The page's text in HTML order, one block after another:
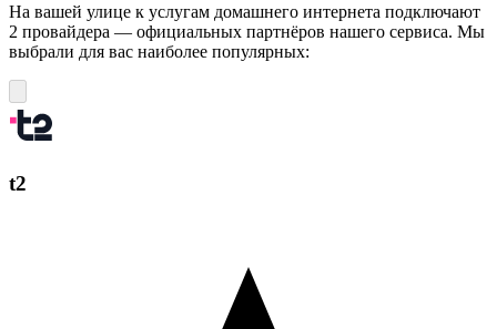
На вашей улице к услугам домашнего интернета подключают
2 провайдера — официальных партнёров нашего сервиса. Мы
выбрали для вас наиболее популярных:
t2